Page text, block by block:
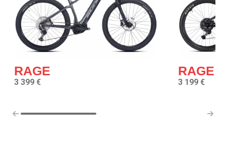
RAGE
3 399 €
RAGE
3 199 €